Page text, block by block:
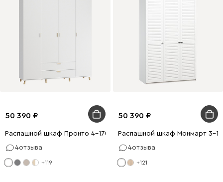
50 390
Распашной шкаф Пронто 4-170x210 Белый
4отзыва
+119
50 390
Распашной шкаф Монмарт 3-
4отзыва
+121